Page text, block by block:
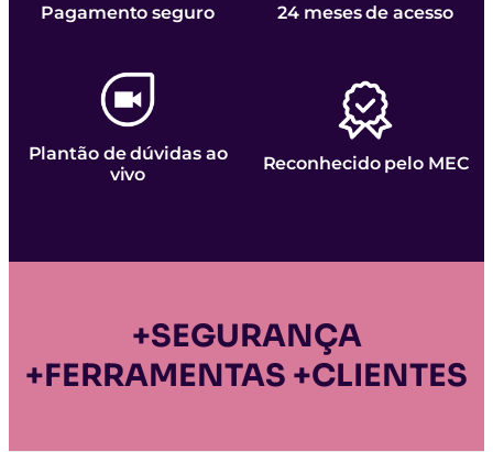
Pagamento seguro 24 meses de acesso
Plantão de dúvidas ao
vivo
Reconhecido pelo MEC
+SEGURANÇA
+FERRAMENTAS +CLIENTES